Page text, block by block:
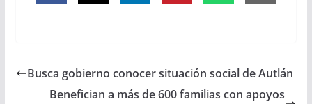
Busca gobierno conocer situación social de Autlán
Benefician a más de 600 familias con apoyos